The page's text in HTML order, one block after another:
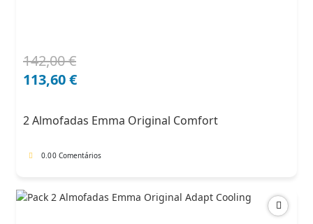
142,00€
O
preço
142,00 €.
113,60€
O
preço
113,60 €.
2 Almofadas Emma Original Comfort
0.00 Comentários